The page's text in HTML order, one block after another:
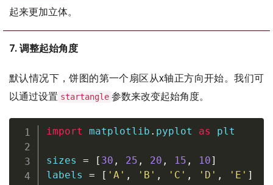
起来更加立体。
7. 调整起始角度
默认情况下，饼图的第一个扇区从x轴正方向开始。我们可
以通过设置 startangle 参数来改变起始角度。
import matplotlib . pyplot as plt
sizes = [ 30 , 25 , 20 , 15 , 10]
labels = [ 'A' , 'B' , 'C' , 'D' , 'E' ]